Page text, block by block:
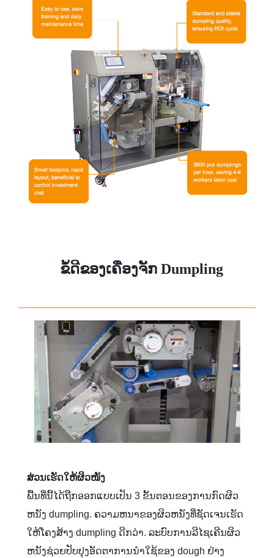
ຂໍ້ດີຂອງເຄື່ອງຈັກ Dumpling
ສ່ວນເຮັດໃຫ້ຜິວໜັງ
ພື້ນທີ່ນີ້ໄດ້ຖືກອອກແບບເປັນ 3 ຂັ້ນຕອນຂອງການກົດຜິວ
ຫນັງ dumpling. ຄວາມຫນາຂອງຜິວຫນັງທີ່ຊັດເຈນເຮັດ
ໃຫ້ໂຄງສ້າງ dumpling ດີກວ່າ. ລະບົບການລີໄຊເຄີນຜິວ
ຫນັງຊ່ວຍປັບປຸງອັດຕາການນໍາໃຊ້ຂອງ dough ຢ່າງ